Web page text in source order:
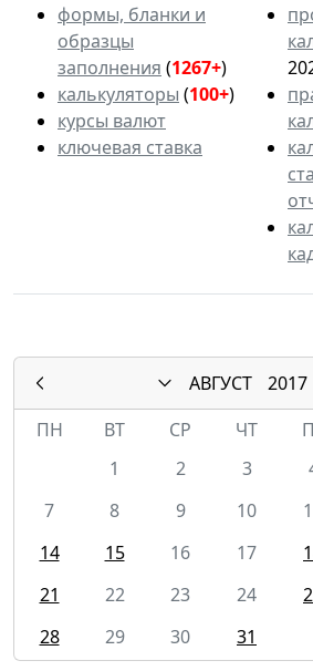
формы, бланки и
образцы
заполнения (1267+)
калькуляторы (100+)
курсы валют
ключевая ставка
АВГУСТ
2017
ПН
ВТ СР ЧТ
1
2 3
7
8 9 10
14
15 16 17
21
22 23 24
28
29 30 31